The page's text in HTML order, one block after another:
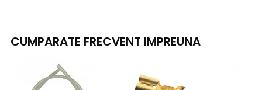
CUMPARATE FRECVENT IMPREUNA